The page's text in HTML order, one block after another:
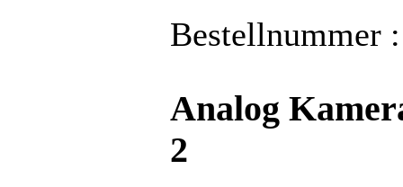
Bestellnummer
Analog
2